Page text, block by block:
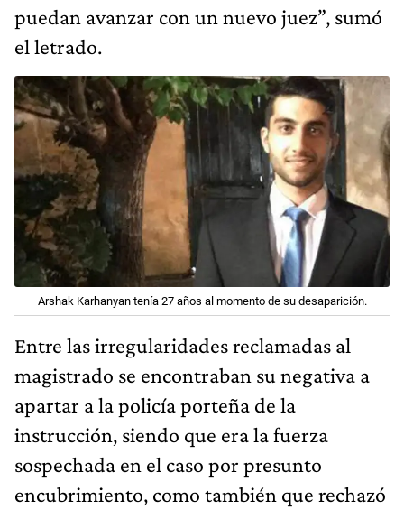
puedan avanzar con un nuevo juez”, sumó
el letrado.
Arshak Karhanyan tenía 27 años al momento de su desaparición.
Entre las irregularidades reclamadas al
magistrado se encontraban su negativa a
apartar a la policía porteña de la
instrucción, siendo que era la fuerza
sospechada en el caso por presunto
encubrimiento, como también que rechazó